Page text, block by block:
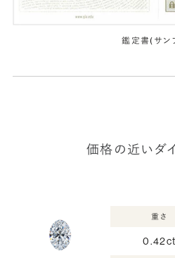
鑑定書(サン
価格の近いダ
重さ
0.42ct